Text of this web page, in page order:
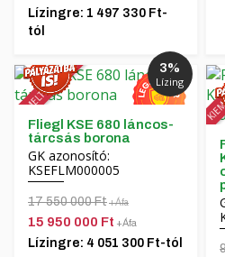
Lízingre: 1 497 330 Ft-
tól
KIEMELT AKCIÓ! 3%
Lízing
Fliegl KSE 680 láncos-
tárcsás borona
GK azonosító:
KSEFLM000005
17 550 000 Ft+Áfa
15 950 000 Ft +Áfa
Lízingre: 4 051 300 Ft-tól